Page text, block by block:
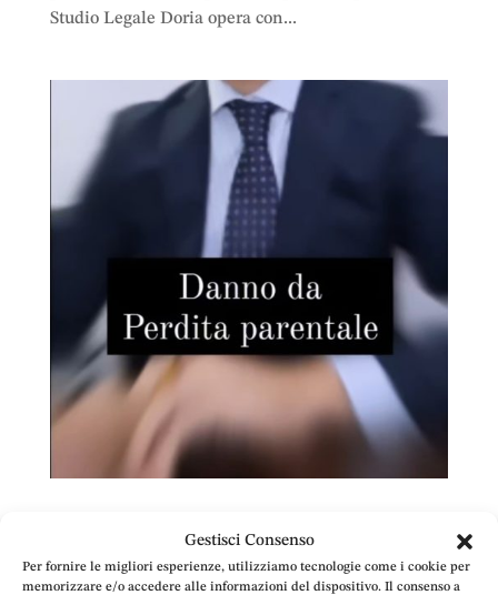
Gestisci Consenso
Per fornire le migliori esperienze, utilizziamo tecnologie come i cookie per
memorizzare e/o accedere alle informazioni del dispositivo. Il consenso a
Studio Legale Doria opera con...
Tabelle del Tribunale di Milano
daAvv. Emanuele Doria|Dic 11, 2023|Assicurazione,
Circolazione stradale ,Diritto Civile,Incidenti Stradali,